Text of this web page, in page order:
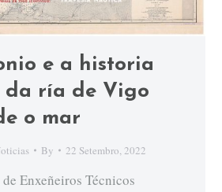
e a historia
ría de Vigo
o mar
By 22 Setembro, 2022
Enxeñeiros Técnicos